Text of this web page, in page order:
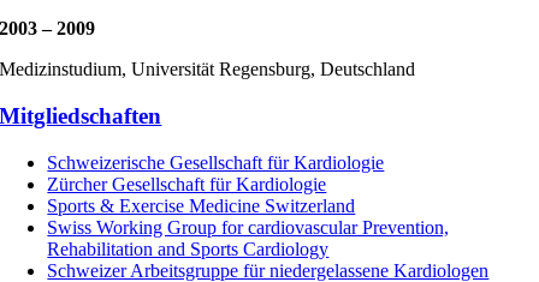
2003 – 2009
Medizinstudium, Universität Regensburg, Deutschland
Mitgliedschaften
Schweizerische Gesellschaft für Kardiologie
Zürcher Gesellschaft für Kardiologie
Sports & Exercise Medicine Switzerland
Swiss Working Group for cardiovascular Prevention,
Rehabilitation and Sports Cardiology
Schweizer Arbeitsgruppe für niedergelassene Kardiologen